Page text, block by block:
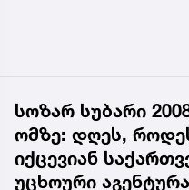
სოზარ სუბარი
ომზე: დღეს,
იქცევიან
უცხოური